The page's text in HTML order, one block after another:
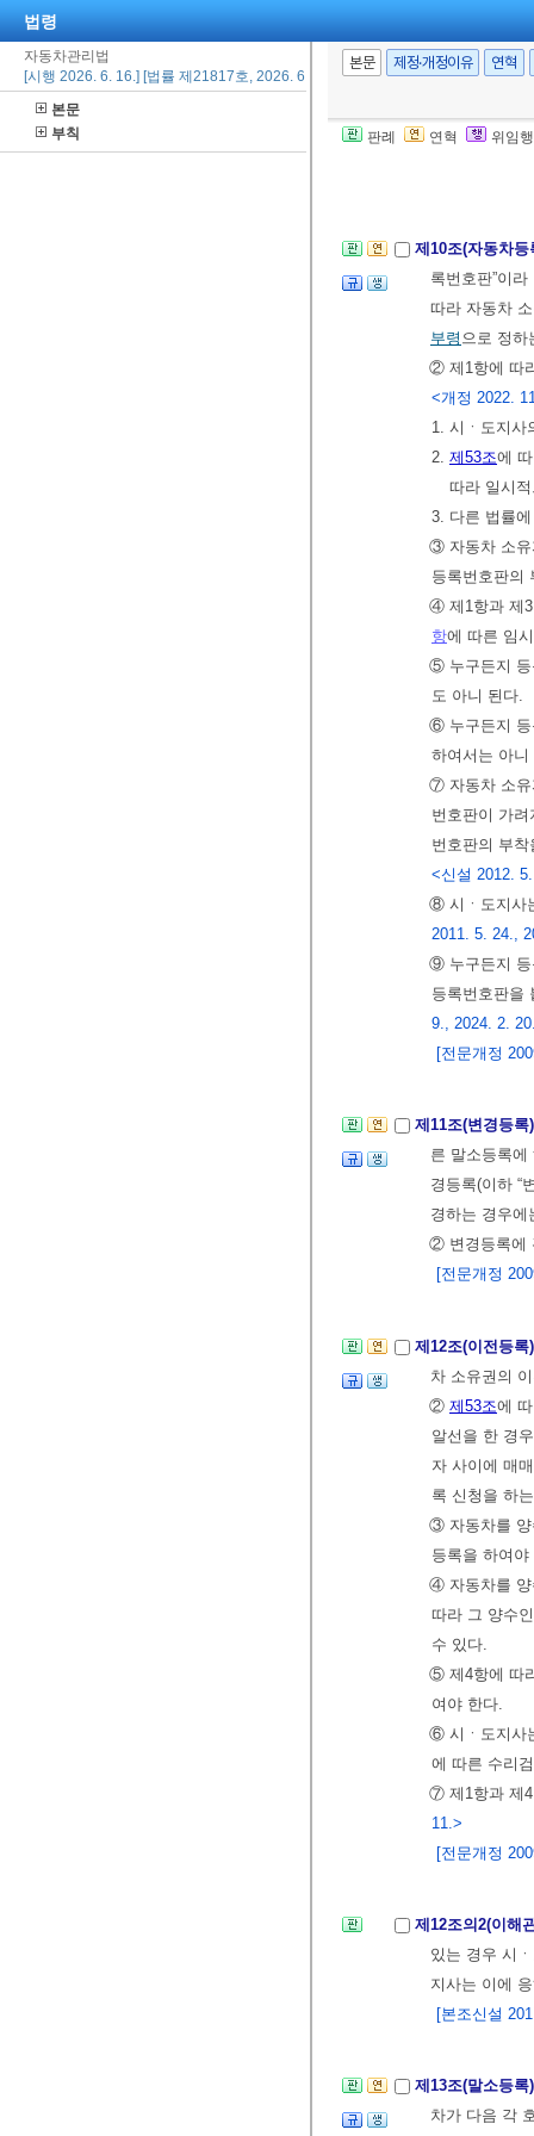
법령
자동차관리법
[시행 2026. 6. 16.] [법률 제21817호, 2026. 6. 16., 일부개정]
본문
부칙
본문 제정·개정이유 연혁
판례 연혁 위임
여 등록하
차 또는 제
6. 미완성자동
제10조(자동차
록번호판”이
따라 자동차
부령 으로 정
② 제1항에 따
<개정 2022.
1. 시ㆍ도지사
2. 제53조에
따라 일시
3. 다른 법률
③ 자동차 소유
등록번호판의
④ 제1항과 제3
항에 따른 임
⑤ 누구든지 등
도 아니 된다.
⑥ 누구든지 등
하여서는 아
⑦ 자동차 소유
번호판이 가
번호판의 부
<신설 2012.
⑧ 시ㆍ도지사
2011. 5. 24.,
⑨ 누구든지 등
등록번호판을
9., 2024. 2.
[전문개정
제11조(변경등
른 말소등록
경등록(이하 “
경하는 경우에
② 변경등록에
[전문개정
제12조(이전등
차 소유권의
② 제53조에
알선을 한 경
자 사이에 매
록 신청을 하
③ 자동차를 양
등록을 하여야
④ 자동차를 양
따라 그 양수
수 있다.
⑤ 제4항에 따
여야 한다.
⑥ 시ㆍ도지사
에 따른 수리
⑦ 제1항과 제
11.>
[전문개정
제12조의2(이해
있는 경우 시
지사는 이에
[본조신설
제13조(말소등
차가 다음 각